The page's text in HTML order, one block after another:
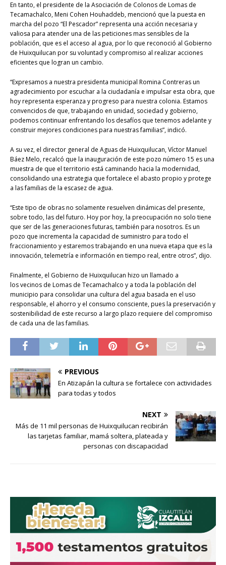
En tanto, el presidente de la Asociación de Colonos de Lomas de
Tecamachalco, Meni Cohen Houhaddeb, mencionó que la puesta en
marcha del pozo “El Pescador” representa una acción necesaria y
valiosa para atender una de las peticiones mas sensibles de la
población, que es el acceso al agua, por lo que reconoció al Gobierno
de Huixquilucan por su voluntad y compromiso al realizar acciones
eficientes que logran un cambio.
“Expresamos a nuestra presidenta municipal Romina Contreras un
agradecimiento por escuchar a la ciudadanía e impulsar esta obra, que
hoy representa esperanza y progreso para nuestra colonia. Estamos
convencidos de que, trabajando en unidad, sociedad y gobierno,
podemos continuar enfrentando los desafíos que tenemos adelante y
construir mejores condiciones para nuestras familias”, indicó.
A su vez, el director general de Aguas de Huixquilucan, Víctor Manuel
Báez Melo, recalcó que la inauguración de este pozo número 15 es una
muestra de que el territorio está caminando hacia la modernidad,
consolidando una estrategia que fortalece el abasto propio y protege
a las familias de la escasez de agua.
“Este tipo de obras no solamente resuelven dinámicas del presente,
sobre todo, las del futuro. Hoy por hoy, la preocupación no solo tiene
que ser de las generaciones futuras, también para nosotros. Es un
pozo que incrementa la capacidad de suministro para todo el
fraccionamiento y estaremos trabajando en una nueva etapa que es la
innovación, telemetría e información en tiempo real, entre otros”, dijo.
Finalmente, el Gobierno de Huixquilucan hizo un llamado a
los vecinos de Lomas de Tecamachalco y a toda la población del
municipio para consolidar una cultura del agua basada en el uso
responsable, el ahorro y el consumo consciente, pues la preservación y
sostenibilidad de este recurso a largo plazo requiere del compromiso
de cada una de las familias.
PREVIOUS
En Atizapán la cultura se fortalece con actividades
para todas y todos
NEXT
Más de 11 mil personas de Huixquilucan recibirán
las tarjetas familiar, mamá soltera, plateada y
personas con discapacidad